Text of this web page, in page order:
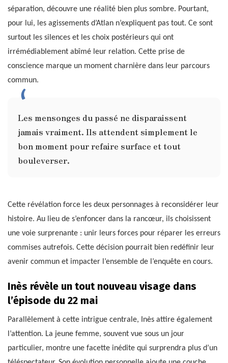
séparation, découvre une réalité bien plus sombre. Pourtant,
pour lui, les agissements d’Atlan n’expliquent pas tout. Ce sont
surtout les silences et les choix postérieurs qui ont
irrémédiablement abîmé leur relation. Cette prise de
conscience marque un moment charnière dans leur parcours
commun.
Les mensonges du passé ne disparaissent
jamais vraiment. Ils attendent simplement le
bon moment pour refaire surface et tout
bouleverser.
Cette révélation force les deux personnages à reconsidérer leur
histoire. Au lieu de s’enfoncer dans la rancœur, ils choisissent
une voie surprenante : unir leurs forces pour réparer les erreurs
commises autrefois. Cette décision pourrait bien redéfinir leur
avenir commun et impacter l’ensemble de l’enquête en cours.
Inès révèle un tout nouveau visage dans
l’épisode du 22 mai
Parallèlement à cette intrigue centrale, Inès attire également
l’attention. La jeune femme, souvent vue sous un jour
particulier, montre une facette inédite qui surprendra plus d’un